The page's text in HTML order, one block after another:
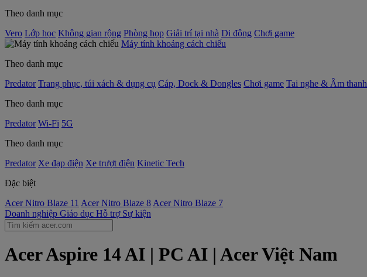
Theo danh mục
Vero Lớp học Không gian rộng Phòng họp Giải trí tại nhà Di động Chơi game
Máy tính khoảng cách chiếu
Theo danh mục
Predator Trang phục, túi xách & dụng cụ Cáp, Dock & Dongles Chơi game Tai nghe & Âm thanh
Theo danh mục
Predator Wi-Fi 5G
Theo danh mục
Predator Xe đạp điện Xe trượt điện Kinetic Tech
Đặc biệt
Acer Nitro Blaze 11 Acer Nitro Blaze 8 Acer Nitro Blaze 7
Doanh nghiệp Giáo dục Hỗ trợ Sự kiện
Acer Aspire 14 AI | PC AI | Acer Việt Nam